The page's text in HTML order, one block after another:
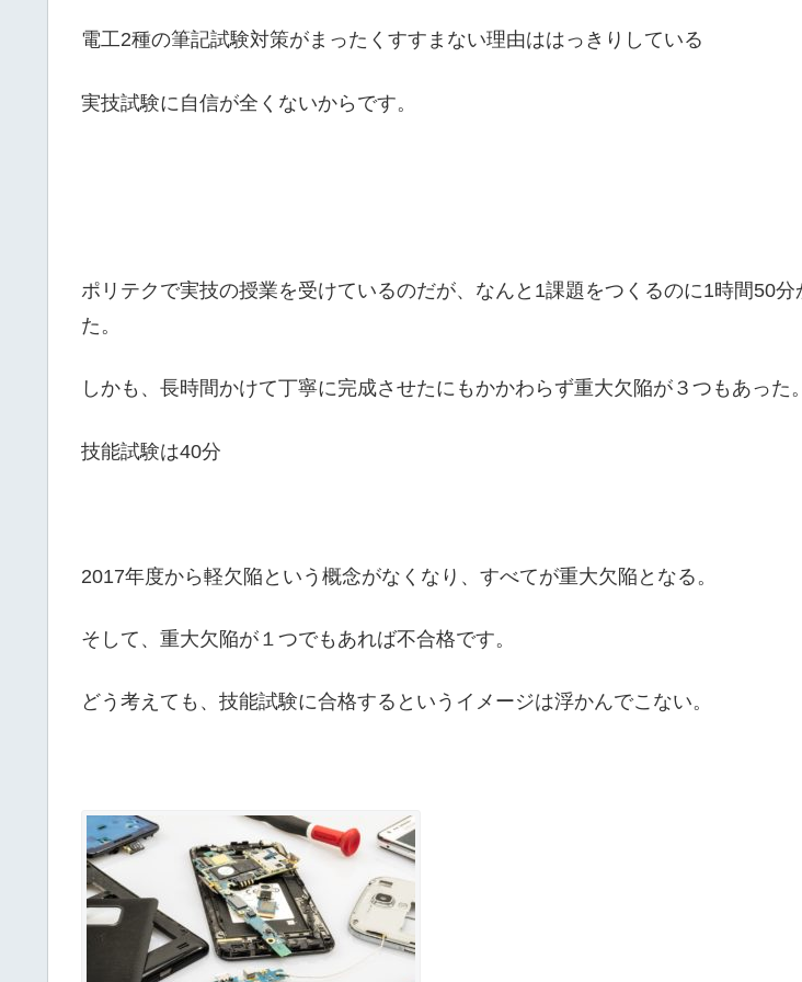
電工2種の筆記試験対策がまったくすすまない理由ははっきりしている
実技試験に自信が全くないからです。
ポリテクで実技の授業を受けているのだが、なんと1課題をつくるのに1時間50分
た。
しかも、長時間かけて丁寧に完成させたにもかかわらず重大欠陥が３つもあった。
技能試験は40分
2017年度から軽欠陥という概念がなくなり、すべてが重大欠陥となる。
そして、重大欠陥が１つでもあれば不合格です。
どう考えても、技能試験に合格するというイメージは浮かんでこない。